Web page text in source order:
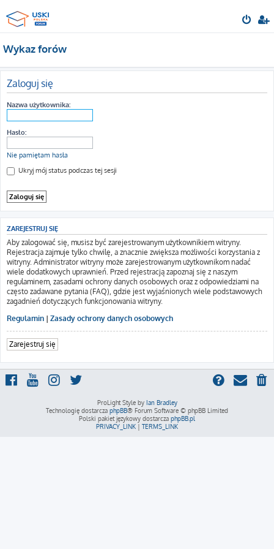
Wykaz forów
Zaloguj się
Nazwa użytkownika:
Hasło:
Nie pamiętam hasła
Ukryj mój status podczas tej sesji
ZAREJESTRUJ SIĘ
Aby zalogować się, musisz być zarejestrowanym użytkownikiem witryny.
Rejestracja zajmuje tylko chwilę, a znacznie zwiększa możliwości korzystania z
witryny. Administrator witryny może zarejestrowanym użytkownikom nadać
wiele dodatkowych uprawnień. Przed rejestracją zapoznaj się z naszym
regulaminem, zasadami ochrony danych osobowych oraz z odpowiedziami na
często zadawane pytania (FAQ), gdzie jest wyjaśnionych wiele podstawowych
zagadnień dotyczących funkcjonowania witryny.
Regulamin | Zasady ochrony danych osobowych
Zarejestruj się
ProLight Style by Ian Bradley
Technologię dostarcza phpBB® Forum Software © phpBB Limited
Polski pakiet językowy dostarcza phpBB.pl
PRIVACY_LINK | TERMS_LINK